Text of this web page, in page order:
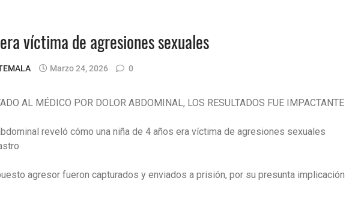
víctima de agresiones sexuales
Marzo 24, 2026 0
AL MÉDICO POR DOLOR ABDOMINAL, LOS RESULTADOS FUE IMPACTANTE
reveló cómo una niña de 4 años era víctima de agresiones sexuales
agresor fueron capturados y enviados a prisión, por su presunta implicación